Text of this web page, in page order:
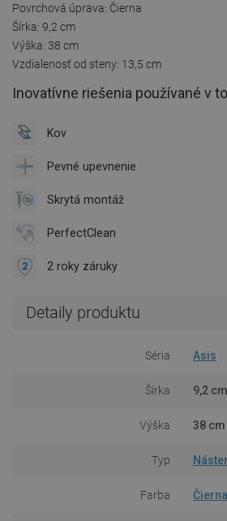
Povrchová úprava: Čierna
Šírka: 9,2 cm
Výška: 38 cm
Vzdialenosť od steny: 13,5 cm
Inovatívne riešenia používané v
Kov
Pevné upevnenie
Skrytá montáž
PerfectClean
2 roky záruky
Detaily produktu
Séria Asis
Šírka 9,2 cm
Výška 38 cm
Typ
Farba Čierna